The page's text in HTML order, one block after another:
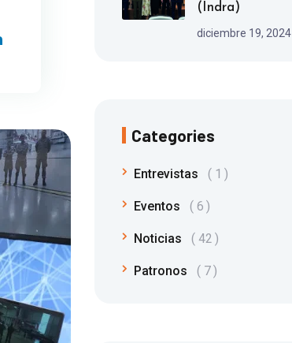
(Indra)
diciembre 19, 2024
Categories
Entrevistas 1
Eventos 6
Noticias 42
Patronos 7